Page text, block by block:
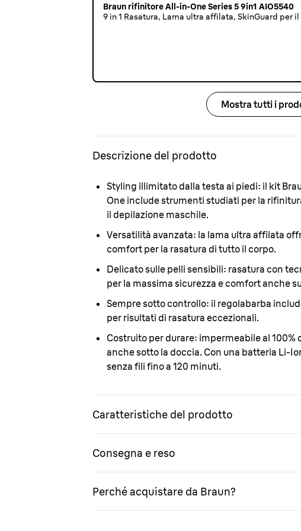
Braun rifinitore All-in-One Series 5 9in1 AIO5540
9 in 1 Rasatura, Lama ultra affilata, SkinGuard per
Mostra tutti i
Descrizione del prodotto
Styling illimitato dalla testa ai piedi: il kit
One include strumenti studiati per la
il depilazione maschile.
Versatilità avanzata: la lama ultra affilata
comfort per la rasatura di tutto il corpo.
Delicato sulle pelli sensibili: rasatura con
per la massima sicurezza e comfort anche
Sempre sotto controllo: il regolabarba
per risultati di rasatura eccezionali.
Costruito per durare: impermeabile al 100%
anche sotto la doccia. Con una batteria Li-
senza fili fino a 120 minuti.
Caratteristiche del prodotto
Consegna e reso
Perché acquistare da Braun?